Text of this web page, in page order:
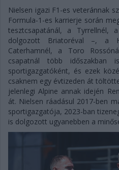
Nielsen igazi F1-es veteránnak
Formula-1-es karrierje során
tesztcsapatánál, a Tyrrellnél,
dolgozott Briatoréval –, a
Caterhamnél, a Toro
csapatnál több időszakban
sportigazgatóként, és ezek
csaknem egy évtizeden át
jelenlegi Alpine annak idején
át. Nielsen ráadásul 2017-ben
sportigazgatója, 2023-ban
is dolgozott ugyanebben a